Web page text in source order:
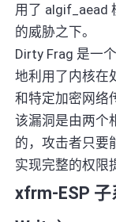
用了 algif_aead
的威胁之下。
Dirty Frag 是一
地利用了内核在
和特定加密网络
该漏洞是由两个
的，攻击者只要
实现完整的权限
xfrm-ESP